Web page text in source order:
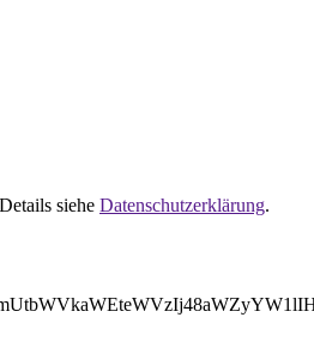
siehe Datenschutzerklärung.